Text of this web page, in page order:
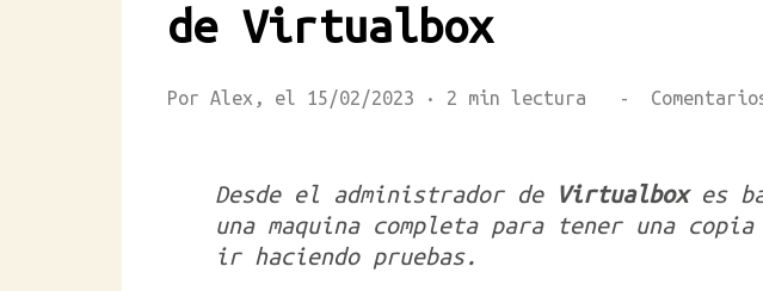
de Virtualbox
Por Alex, el 15/02/2023 · 2 min lectura -
Desde el administrador de Virtualboxes
una maquina completa para tener una
ir haciendo pruebas.